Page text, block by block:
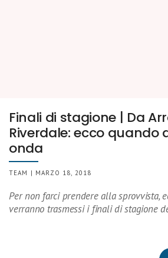
Finali di stagione | Da
Riverdale: ecco quando
onda
TEAM | MARZO 18, 2018
Per non farci prendere alla sprovvista,
verranno trasmessi i finali di stagione